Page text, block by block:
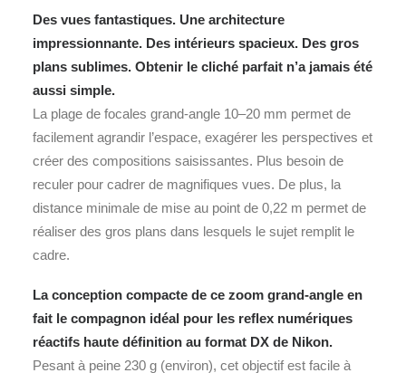
Des vues fantastiques. Une architecture
impressionnante. Des intérieurs spacieux. Des gros
plans sublimes. Obtenir le cliché parfait n’a jamais été
aussi simple.
La plage de focales grand-angle 10–20 mm permet de
facilement agrandir l’espace, exagérer les perspectives et
créer des compositions saisissantes. Plus besoin de
reculer pour cadrer de magnifiques vues. De plus, la
distance minimale de mise au point de 0,22 m permet de
réaliser des gros plans dans lesquels le sujet remplit le
cadre.
La conception compacte de ce zoom grand-angle en
fait le compagnon idéal pour les reflex numériques
réactifs haute définition au format DX de Nikon.
Pesant à peine 230 g (environ), cet objectif est facile à